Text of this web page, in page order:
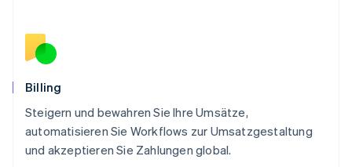
Billing
Steigern und bewahren Sie Ihre Umsätze,
automatisieren Sie Workflows zur Umsatzgestaltung
und akzeptieren Sie Zahlungen global.
Schweden
Svenska
Schweiz
Deutsch
Singapur
English简体中文
Slowakei
English